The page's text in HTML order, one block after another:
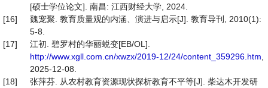
[硕士学位论文]. 南昌: 江西财经大学, 2024.
[16]
魏宠聚. 教育质量观的内涵、演进与启示[J]. 教育导刊, 2010(1):
5-8.
[17]
江初. 碧罗村的华丽蜕变[EB/OL].
http://www.xgll.com.cn/xwzx/2019-12/24/content_359296.htm
2025-12-08.
[18]
张萍芬. 从农村教育资源现状探析教育不平等[J]. 柴达木开发研